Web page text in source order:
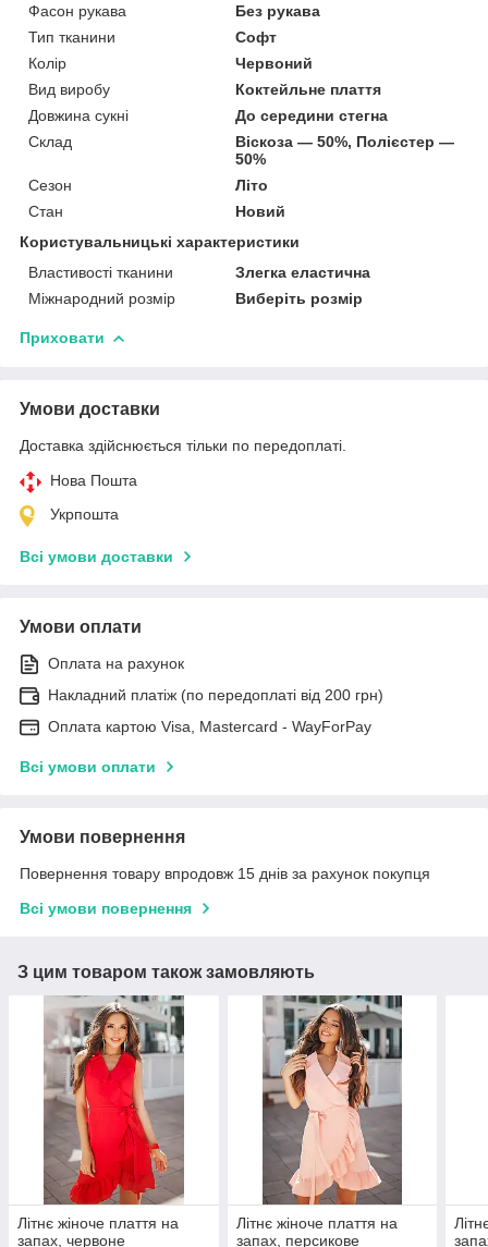
Фасон рукава
Без рукава
Тип тканини
Софт
Колір
Червоний
Вид виробу
Коктейльне плаття
Довжина сукні
До середини стегна
Склад
Віскоза — 50%, Полієстер —
50%
Сезон
Літо
Стан
Новий
Користувальницькі характеристики
Властивості тканини
Злегка еластична
Міжнародний розмір
Виберіть розмір
Приховати
Умови доставки
Доставка здійснюється тільки по передоплаті.
Нова Пошта
Укрпошта
Всі умови доставки
Умови оплати
Оплата на рахунок
Накладний платіж (по передоплаті від 200 грн)
Оплата картою Visa, Mastercard - WayForPay
Всі умови оплати
Умови повернення
Повернення товару впродовж 15 днів за рахунок покупця
Всі умови повернення
З цим товаром також замовляють
Літнє жіноче плаття на
запах, червоне
Літнє жіноче плаття на
запах, персикове